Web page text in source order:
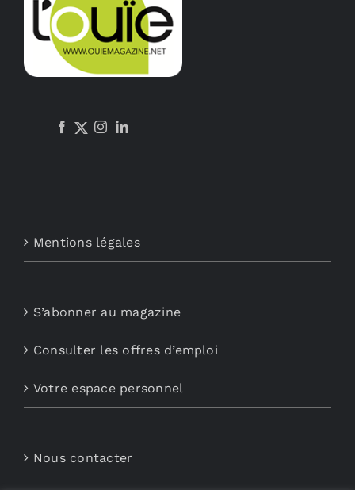
Mentions légales
S’abonner au magazine
Consulter les offres d’emploi
Votre espace personnel
Nous contacter